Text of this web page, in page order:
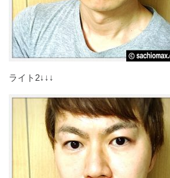
ライト2↓↓↓